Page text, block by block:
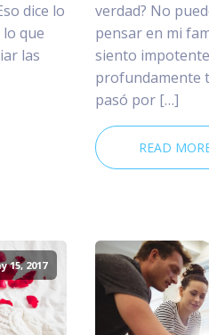
dice lo
que
las
verdad? No
pensar en mi
siento
profundamente
pasó por […]
READ
15, 2017